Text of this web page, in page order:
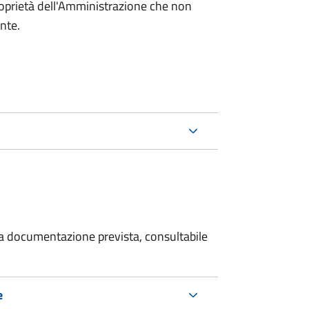
dell'Amministrazione che non
prevista, consultabile